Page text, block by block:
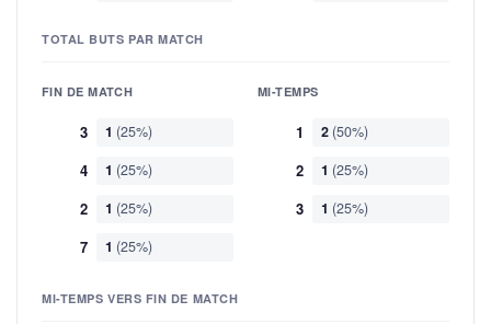
TOTAL BUTS PAR MATCH
FIN DE MATCH
3 1 (25%)
4 1 (25%)
2 1 (25%)
7 1 (25%)
MI-TEMPS
1 2 (50%)
2 1 (25%)
3 1 (25%)
MI-TEMPS VERS FIN DE MATCH